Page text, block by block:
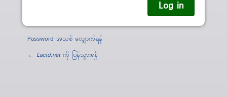
Password အသစ် လျှောက်ရန်
← Lacid.netကို ပြန်သွားရန်